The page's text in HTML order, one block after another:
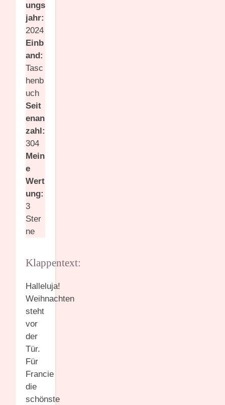
ungs
jahr:
2024
Einb
and:
Tasc
henb
uch
Seit
enan
zahl:
304
Mein
e
Wert
ung:
3
Ster
ne
Klappentext:
Halleluja!
Weihnachten
steht
vor
der
Tür.
Für
Francie
die
schönste